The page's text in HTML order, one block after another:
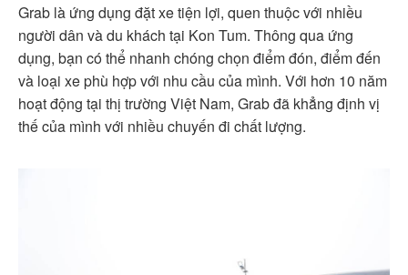
Grab là ứng dụng đặt xe tiện lợi, quen thuộc với nhiều
người dân và du khách tại Kon Tum. Thông qua ứng
dụng, bạn có thể nhanh chóng chọn điểm đón, điểm đến
và loại xe phù hợp với nhu cầu của mình. Với hơn 10 năm
hoạt động tại thị trường Việt Nam, Grab đã khẳng định vị
thế của mình với nhiều chuyến đi chất lượng.